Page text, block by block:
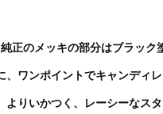
純正のメッキの部分はブラック
、ワンポイントでキャンディ
よりいかつく、レーシーなス